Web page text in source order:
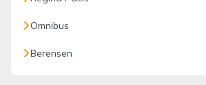
Omnibus
Berensen